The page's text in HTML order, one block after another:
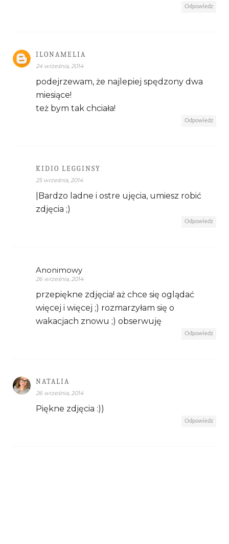
Odpowiedz
ILONAMELIA
24 września, 2014
podejrzewam, że najlepiej spędzony dwa
miesiące!
też bym tak chciała!
Odpowiedz
KIDIO LEGGINSY
25 września, 2014
|Bardzo ladne i ostre ujęcia, umiesz robić
zdjęcia ;)
Odpowiedz
Anonimowy
26 września, 2014
przepiękne zdjęcia! aż chce się oglądać
więcej i więcej ;) rozmarzyłam się o
wakacjach znowu ;) obserwuję
Odpowiedz
NATALIA
26 września, 2014
Piękne zdjęcia :))
Odpowiedz